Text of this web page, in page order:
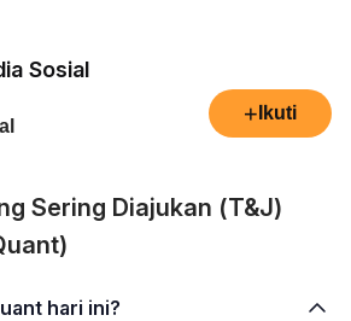
Sosial
+ Ikuti
Sering Diajukan (T&J)
hari ini?